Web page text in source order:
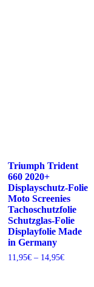
Triumph Trident
660 2020+
Displayschutz-Folie
Moto Screenies
Tachoschutzfolie
Schutzglas-Folie
Displayfolie Made
in Germany
11,95€ – 14,95€